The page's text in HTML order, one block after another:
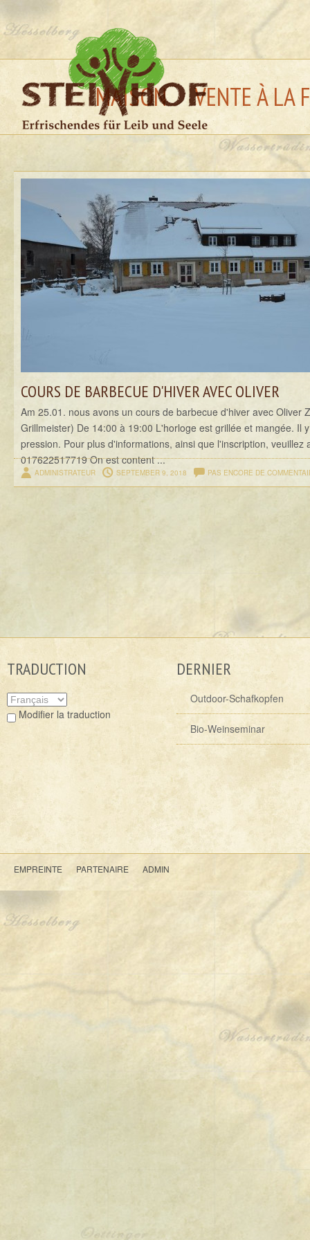
MAISON VENTE À LA
COURS DE BARBECUE D'HIVER AVEC OLIVER
Am 25.01. nous avons un cours de barbecue d'hiver avec Oliver
Grillmeister) De 14:00 à 19:00 L'horloge est grillée et mangée. Il
pression. Pour plus d'informations, ainsi que l'inscription, veuillez
017622517719 On est content ...
ADMINISTRATEUR SEPTEMBER 9, 2018 PAS ENCORE DE
TRADUCTION
Modifier la traduction
DERNIER
Outdoor-Schafkopfen
Bio-Weinseminar
EMPREINTE PARTENAIRE ADMIN